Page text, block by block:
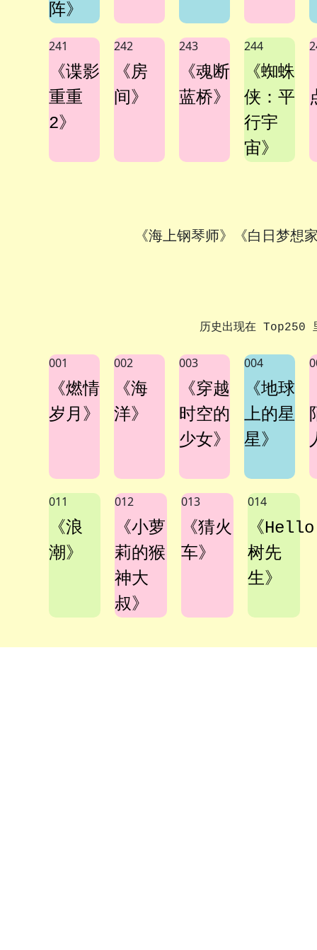
阵》
241
《谍影
重重
2》
242
《房
间》
243
《魂断
蓝桥》
244
《蜘蛛
侠：平
行宇
宙》
《海上钢琴师》《白日梦想
历史出现在 Top250
001
《燃情
岁月》
002
《海
洋》
003
《穿越
时空的
少女》
004
《地球
上的星
星》
011
《浪
潮》
012
《小萝
莉的猴
神大
叔》
013
《猜火
车》
014
《
树先
生》